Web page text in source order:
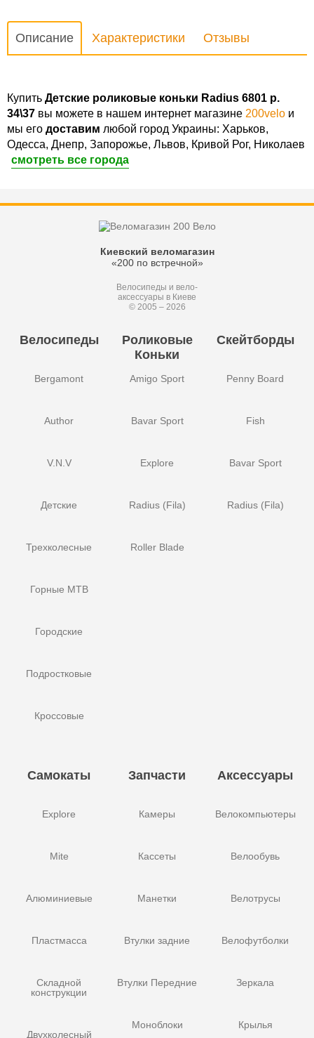
Описание Характеристики Отзывы
Купить Детские роликовые коньки Radius 6801 р.
34\37 вы можете в нашем интернет магазине 200velo и
мы его доставим любой город Украины: Харьков,
Одесса, Днепр, Запорожье, Львов, Кривой Рог, Николаев
смотреть все города
Киевский веломагазин
«200 по встречной»
Велосипеды и вело-
аксессуары в Киеве
© 2005 – 2026
Велосипеды
Bergamont
Author
V.N.V
Детские
Трехколесные
Горные MTB
Городские
Подростковые
Кроссовые
Роликовые
Коньки
Amigo Sport
Bavar Sport
Explore
Radius (Fila)
Roller Blade
Скейтборды
Penny Board
Fish
Bavar Sport
Radius (Fila)
Самокаты
Explore
Mite
Алюминиевые
Пластмасса
Складной
конструкции
Двухколесный
Запчасти
Камеры
Кассеты
Манетки
Втулки задние
Втулки Передние
Моноблоки
Аксессуары
Велокомпьютеры
Велообувь
Велотрусы
Велофутболки
Зеркала
Крылья